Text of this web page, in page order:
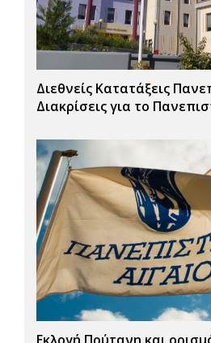
Διεθνείς Κατατάξεις
Διακρίσεις για το
Εκλογή Πρύτανη και